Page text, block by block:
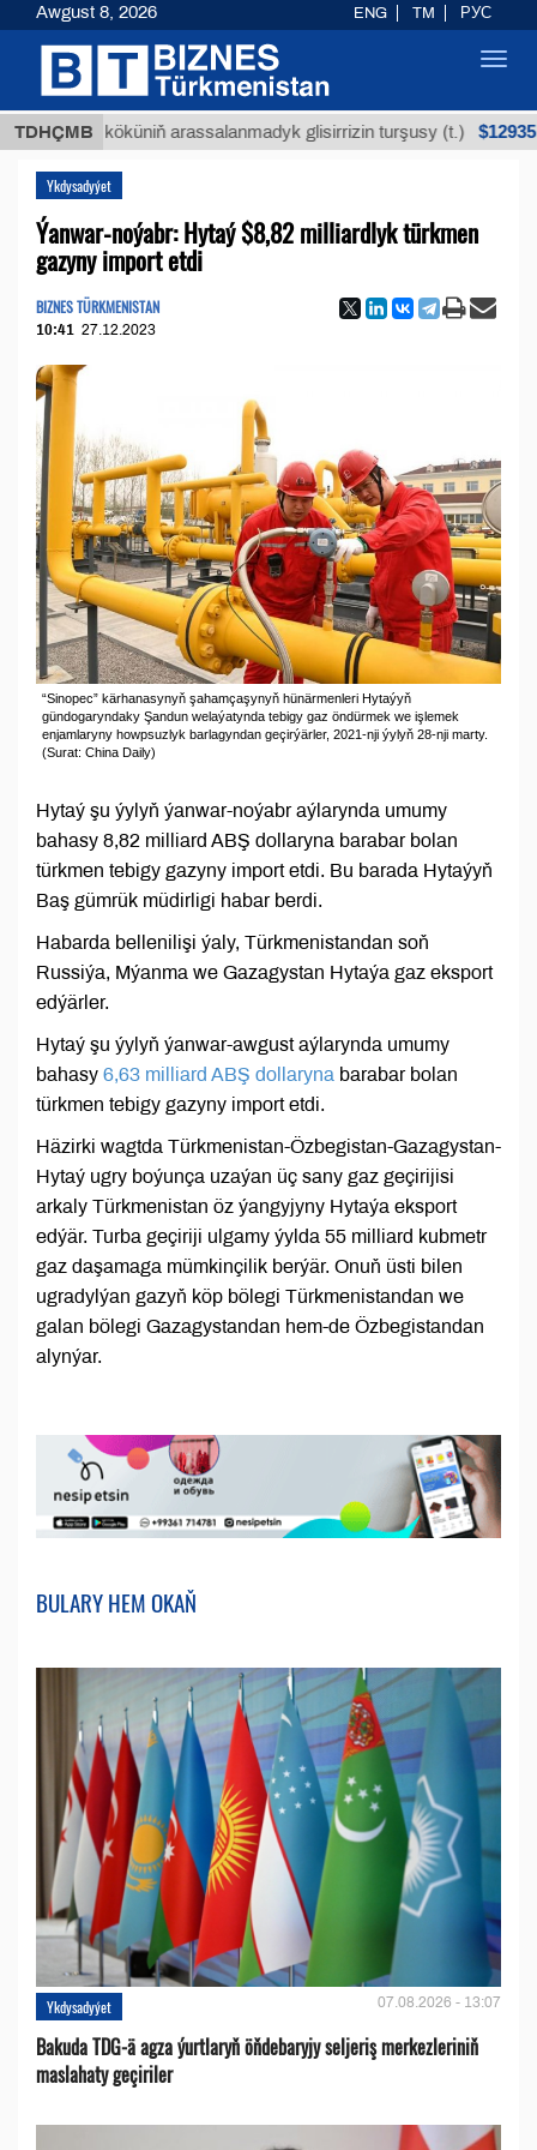
TDHÇMB
köküniň arassalanmadyk glisirrizin turşusy (t.) $12935,18
Ykdysadyýet
Ýanwar-noýabr: Hytaý $8,82 milliardlyk türkmen
gazyny import etdi
BIZNES TÜRKMENISTAN
10:41 27.12.2023
“Sinopec” kärhanasynyň şahamçaşynyň hünärmenleri Hytaýyň
gündogaryndaky Şandun welaýatynda tebigy gaz öndürmek we işlemek
enjamlaryny howpsuzlyk barlagyndan geçirýärler, 2021-nji ýylyň 28-nji marty.
(Surat: China Daily)
Hytaý şu ýylyň ýanwar-noýabr aýlarynda umumy
bahasy 8,82 milliard ABŞ dollaryna barabar bolan
türkmen tebigy gazyny import etdi. Bu barada Hytaýyň
Baş gümrük müdirligi habar berdi.
Habarda bellenilişi ýaly, Türkmenistandan soň
Russiýa, Mýanma we Gazagystan Hytaýa gaz eksport
edýärler.
Hytaý şu ýylyň ýanwar-awgust aýlarynda umumy
bahasy 6,63 milliard ABŞ dollaryna barabar bolan
türkmen tebigy gazyny import etdi.
Häzirki wagtda Türkmenistan-Özbegistan-Gazagystan-
Hytaý ugry boýunça uzaýan üç sany gaz geçirijisi
arkaly Türkmenistan öz ýangyjyny Hytaýa eksport
edýär. Turba geçiriji ulgamy ýylda 55 milliard kubmetr
gaz daşamaga mümkinçilik berýär. Onuň üsti bilen
ugradylýan gazyň köp bölegi Türkmenistandan we
galan bölegi Gazagystandan hem-de Özbegistandan
alynýar.
BULARY HEM OKAŇ
Ykdysadyýet 07.08.2026 - 13:07
Bakuda TDG-ä agza ýurtlaryň öňdebaryjy seljeriş merkezleriniň
maslahaty geçiriler
Awgust 8, 2026 ENG TM РУС